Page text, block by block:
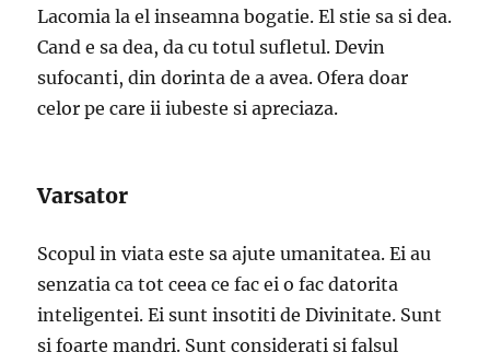
Lacomia la el inseamna bogatie. El stie sa si dea.
Cand e sa dea, da cu totul sufletul. Devin
sufocanti, din dorinta de a avea. Ofera doar
celor pe care ii iubeste si apreciaza.
Varsator
Scopul in viata este sa ajute umanitatea. Ei au
senzatia ca tot ceea ce fac ei o fac datorita
inteligentei. Ei sunt insotiti de Divinitate. Sunt
si foarte mandri. Sunt considerati si falsul